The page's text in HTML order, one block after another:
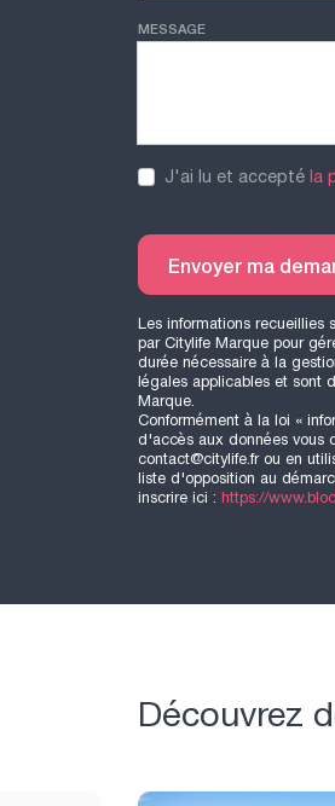
MESSAGE
J'ai lu et acceptéla
Envoyer ma
Les informations recueillies
par Citylife Marque pour
durée nécessaire à la
légales applicables et sont
Marque.
Conformément à la loi «
d'accès aux données vous
contact@citylife.fr ou en
liste d'opposition au
inscrire ici : https://
Découvrez